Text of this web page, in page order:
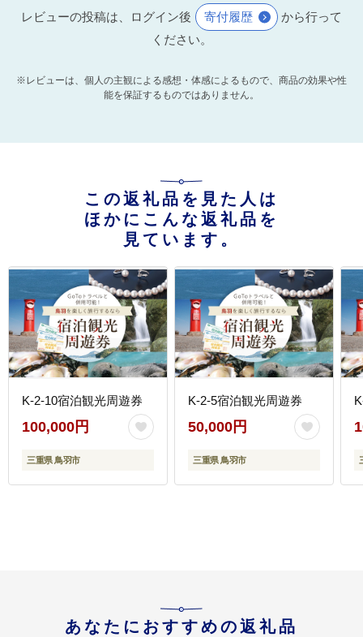
レビューの投稿は、ログイン後 寄付履歴
から行って
ください。
※レビューは、個人の主観による感想・体感によるもので、商品の効果や性
能を保証するものではありません。
この返礼品を見た人は
ほかにこんな返礼品を
見ています。
K-2-10宿泊観光周遊券
100,000円
三重県 鳥羽市
K-2-5宿泊観光周遊券
50,000円
三重県 鳥羽市
あなたにおすすめの返礼品